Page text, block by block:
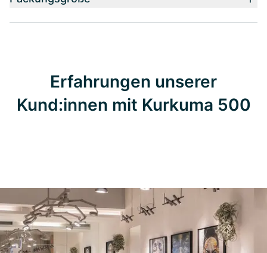
Erfahrungen unserer
Kund:innen mit Kurkuma 500